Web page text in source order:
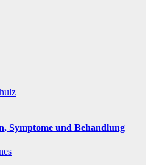
Symptome und Behandlung